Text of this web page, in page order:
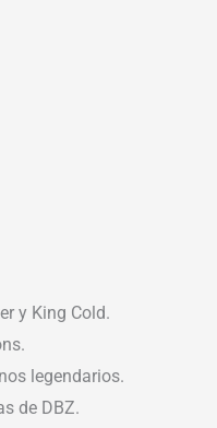
y King Cold.
legendarios.
de DBZ.